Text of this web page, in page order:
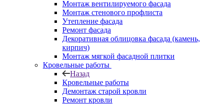
Монтаж вентилируемого фасада
Монтаж стенового профлиста
Утепление фасада
Ремонт фасада
Декоративная облицовка фасада (камень,
кирпич)
Монтаж мягкой фасадной плитки
Кровельные работы
Назад
Кровельные работы
Демонтаж старой кровли
Ремонт кровли